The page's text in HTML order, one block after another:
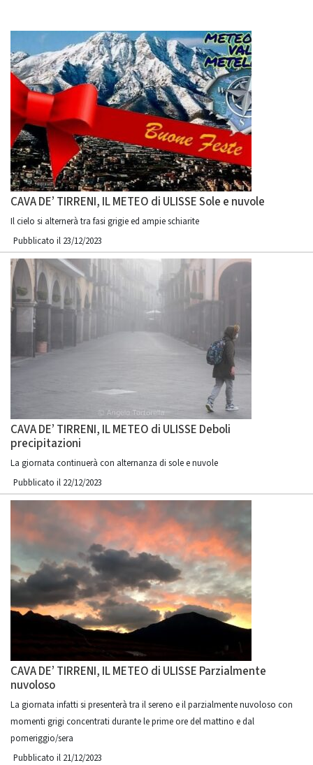
CAVA DE’ TIRRENI, IL METEO di ULISSE Sole e nuvole
Il cielo si alternerà tra fasi grigie ed ampie schiarite
Pubblicato il 23/12/2023
CAVA DE’ TIRRENI, IL METEO di ULISSE Deboli
precipitazioni
La giornata continuerà con alternanza di sole e nuvole
Pubblicato il 22/12/2023
CAVA DE’ TIRRENI, IL METEO di ULISSE Parzialmente
nuvoloso
La giornata infatti si presenterà tra il sereno e il parzialmente nuvoloso con
momenti grigi concentrati durante le prime ore del mattino e dal
pomeriggio/sera
Pubblicato il 21/12/2023